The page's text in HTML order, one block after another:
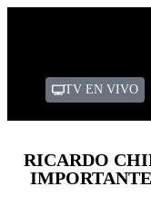
TV EN VIVO
RICARDO